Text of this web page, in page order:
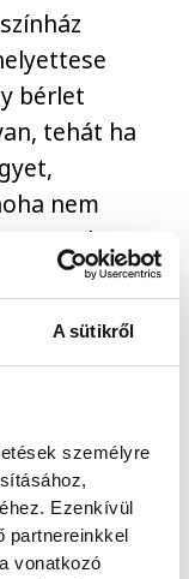
A sütikről
személyre
Ezenkívül
partnereinkkel
vonatkozó
bérlet
tehát ha
nem
vannak
kötöttek.
a